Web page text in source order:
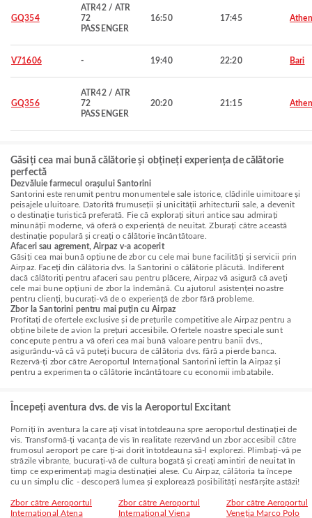
GQ354
ATR42 / ATR
72
PASSENGER
16:50 17:45
V71606 - 19:40 22:20 Bari
GQ356
ATR42 / ATR
72
PASSENGER
20:20 21:15
Găsiți cea mai bună călătorie și obțineți experiența de călătorie
perfectă
Dezvăluie farmecul orașului Santorini
Santorini este renumit pentru monumentele sale istorice, clădirile uimitoare și
peisajele uluitoare. Datorită frumuseții și unicității arhitecturii sale, a devenit
o destinație turistică preferată. Fie că explorați situri antice sau admirați
minunății moderne, vă oferă o experiență de neuitat. Zburați către această
destinație populară și creați o călătorie încântătoare.
Afaceri sau agrement, Airpaz v-a acoperit
Găsiți cea mai bună opțiune de zbor cu cele mai bune facilități și servicii prin
Airpaz. Faceți din călătoria dvs. la Santorini o călătorie plăcută. Indiferent
dacă călătoriți pentru afaceri sau pentru plăcere, Airpaz vă asigură că aveți
cele mai bune opțiuni de zbor la îndemână. Cu ajutorul asistenței noastre
pentru clienți, bucurați-vă de o experiență de zbor fără probleme.
Zbor la Santorini pentru mai puțin cu Airpaz
Profitați de ofertele exclusive și de prețurile competitive ale Airpaz pentru a
obține bilete de avion la prețuri accesibile. Ofertele noastre speciale sunt
concepute pentru a vă oferi cea mai bună valoare pentru banii dvs.,
asigurându-vă că vă puteți bucura de călătoria dvs. fără a pierde banca.
Rezervă-ți zbor către Aeroportul Internațional Santorini ieftin la Airpaz și
pentru a experimenta o călătorie încântătoare cu economii imbatabile.
Începeți aventura dvs. de vis la Aeroportul Excitant
Porniți în aventura la care ați visat întotdeauna spre aeroportul destinației de
vis. Transformă-ți vacanța de vis în realitate rezervând un zbor accesibil către
frumosul aeroport pe care ți-ai dorit întotdeauna să-l explorezi. Plimbați-vă pe
străzile vibrante, bucurați-vă de cultura bogată și creați amintiri de neuitat în
timp ce experimentați magia destinației alese. Cu Airpaz, călătoria ta începe
cu un simplu clic - descoperă lumea și explorează posibilități nesfârșite astăzi!
Zbor către Aeroportul
Internațional Atena
Zbor către Aeroportul
Internațional Viena
Zbor către Aeroportul
Veneția Marco Polo